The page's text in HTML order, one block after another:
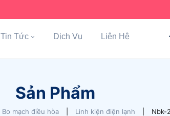
Tin Tức Dịch Vụ Liên Hệ
Sản Phẩm
Bo mạch điều hòa Linh kiện điện lạnh Nbk-